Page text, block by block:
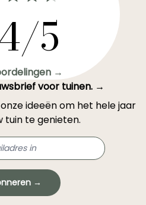
5
→
voor tuinen. →
ideeën om het hele jaar
tuin te genieten.
→